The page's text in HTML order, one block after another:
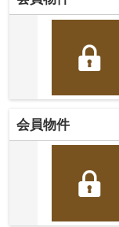
会員物件